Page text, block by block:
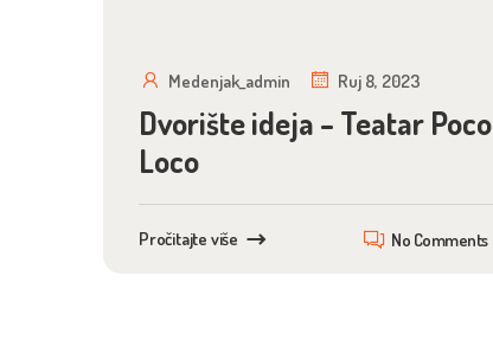
Medenjak_admin Ruj 8, 2023
Dvorište ideja – Teatar Poco
Loco
Pročitajte više No Comments